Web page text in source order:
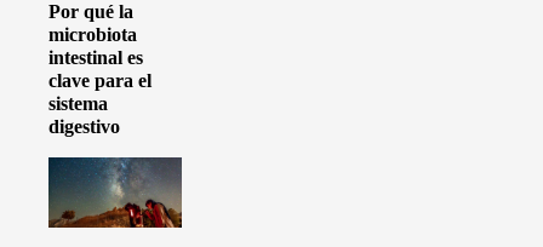
Por qué la
microbiota
intestinal es
clave para el
sistema
digestivo